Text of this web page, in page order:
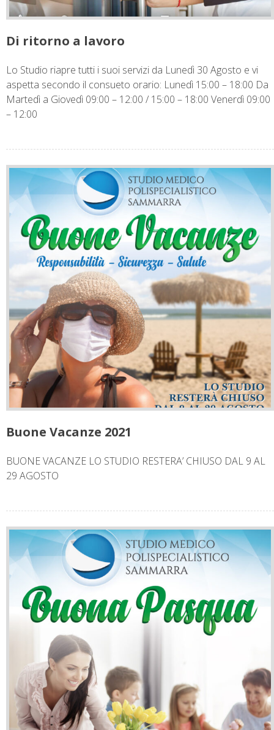
Di ritorno a lavoro
Lo Studio riapre tutti i suoi servizi da Lunedì 30 Agosto e vi
aspetta secondo il consueto orario: Lunedì 15:00 – 18:00 Da
Martedì a Giovedì 09:00 – 12:00 / 15:00 – 18:00 Venerdì 09:00
– 12:00
Buone Vacanze 2021
BUONE VACANZE LO STUDIO RESTERA’ CHIUSO DAL 9 AL
29 AGOSTO